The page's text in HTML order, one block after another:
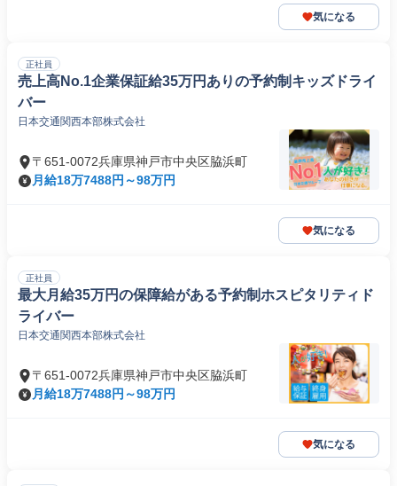
気になる
正社員
売上高No.1企業保証給35万円ありの予約制キッズドライ
バー
日本交通関西本部株式会社
〒651-0072兵庫県神戸市中央区脇浜町
月給18万7488円～98万円
気になる
正社員
最大月給35万円の保障給がある予約制ホスピタリティド
ライバー
日本交通関西本部株式会社
〒651-0072兵庫県神戸市中央区脇浜町
月給18万7488円～98万円
気になる